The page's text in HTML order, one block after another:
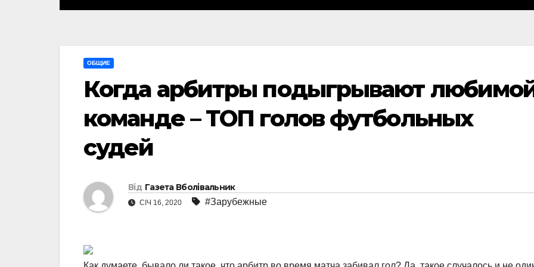
ОБЩИЕ
Когда арбитры подыгрывают
команде – ТОП голов футбольных
судей
Від Газета Вболівальник
СІЧ 16, 2020 #Зарубежные